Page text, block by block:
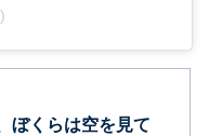
くらは空を見て